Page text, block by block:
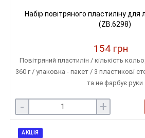
Набір повітряного пластиліну для
(ZB.6298)
154 грн
Повітряний пластилін / кількість
360 г / упаковка - пакет / 3 пластикові
та не фарбує руки
- +
АКЦІЯ